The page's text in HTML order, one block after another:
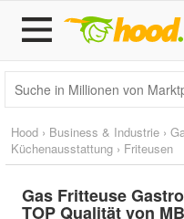
Hood › Business & Industrie ›
Küchenausstattung › Friteusen
Gas Fritteuse
TOP Qualität von